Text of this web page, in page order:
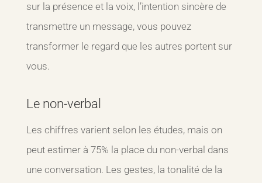
sur la présence et la voix, l’intention sincère de
transmettre un message, vous pouvez
transformer le regard que les autres portent sur
vous.
Le non-verbal
Les chiffres varient selon les études, mais on
peut estimer à 75% la place du non-verbal dans
une conversation. Les gestes, la tonalité de la